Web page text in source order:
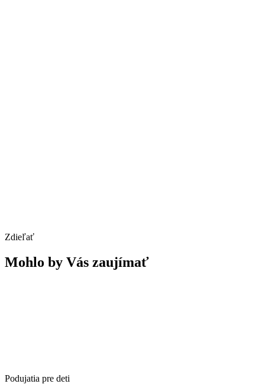
Zdieľať
Mohlo by Vás zaujímať
Podujatia pre deti